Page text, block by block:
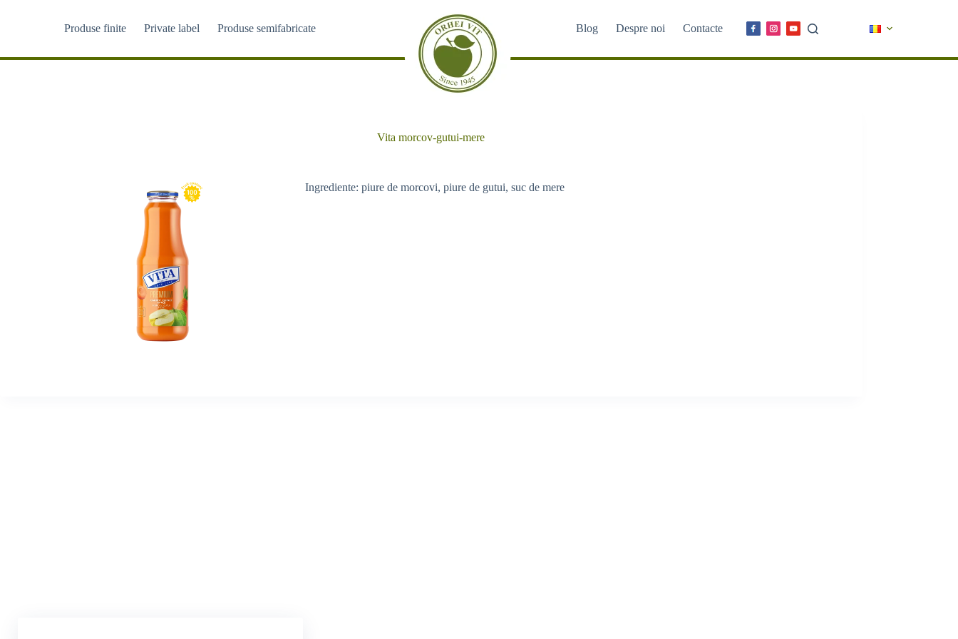
Produse finite Private label Produse semifabricate Blog Despre noi Contacte
Vita morcov-gutui-mere
Ingrediente: piure de morcovi, piure de gutui, suc de mere